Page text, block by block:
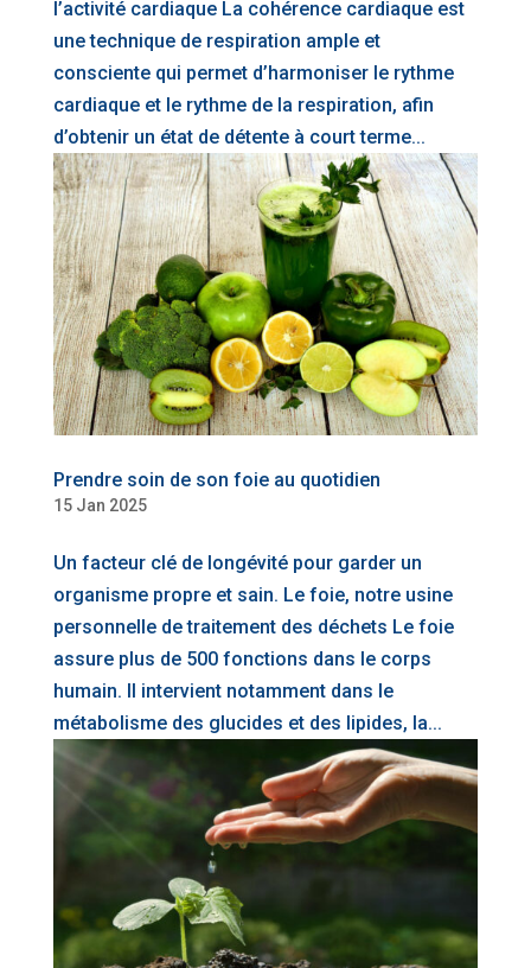
l’activité cardiaque La cohérence cardiaque est
une technique de respiration ample et
consciente qui permet d’harmoniser le rythme
cardiaque et le rythme de la respiration, afin
d’obtenir un état de détente à court terme...
Prendre soin de son foie au quotidien
15 Jan 2025
Un facteur clé de longévité pour garder un
organisme propre et sain. Le foie, notre usine
personnelle de traitement des déchets Le foie
assure plus de 500 fonctions dans le corps
humain. Il intervient notamment dans le
métabolisme des glucides et des lipides, la...